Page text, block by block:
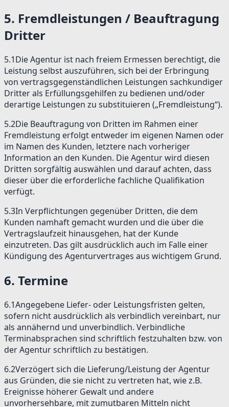
5. Fremdleistungen / Beauftragung
Dritter
5.1Die Agentur ist nach freiem Ermessen berechtigt, die
Leistung selbst auszuführen, sich bei der Erbringung
von vertragsgegenständlichen Leistungen sachkundiger
Dritter als Erfüllungsgehilfen zu bedienen und/oder
derartige Leistungen zu substituieren („Fremdleistung“).
5.2Die Beauftragung von Dritten im Rahmen einer
Fremdleistung erfolgt entweder im eigenen Namen oder
im Namen des Kunden, letztere nach vorheriger
Information an den Kunden. Die Agentur wird diesen
Dritten sorgfältig auswählen und darauf achten, dass
dieser über die erforderliche fachliche Qualifikation
verfügt.
5.3In Verpflichtungen gegenüber Dritten, die dem
Kunden namhaft gemacht wurden und die über die
Vertragslaufzeit hinausgehen, hat der Kunde
einzutreten. Das gilt ausdrücklich auch im Falle einer
Kündigung des Agenturvertrages aus wichtigem Grund.
6. Termine
6.1Angegebene Liefer- oder Leistungsfristen gelten,
sofern nicht ausdrücklich als verbindlich vereinbart, nur
als annähernd und unverbindlich. Verbindliche
Terminabsprachen sind schriftlich festzuhalten bzw. von
der Agentur schriftlich zu bestätigen.
6.2Verzögert sich die Lieferung/Leistung der Agentur
aus Gründen, die sie nicht zu vertreten hat, wie z.B.
Ereignisse höherer Gewalt und andere
unvorhersehbare, mit zumutbaren Mitteln nicht